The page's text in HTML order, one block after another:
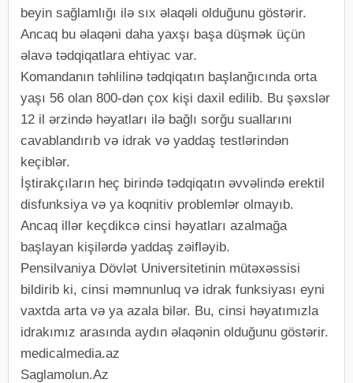
beyin sağlamlığı ilə sıx əlaqəli olduğunu göstərir.
Ancaq bu əlaqəni daha yaxşı başa düşmək üçün
əlavə tədqiqatlara ehtiyac var.
Komandanın təhlilinə tədqiqatın başlanğıcında orta
yaşı 56 olan 800-dən çox kişi daxil edilib. Bu şəxslər
12 il ərzində həyatları ilə bağlı sorğu suallarını
cavablandırıb və idrak və yaddaş testlərindən
keçiblər.
İştirakçıların heç birində tədqiqatın əvvəlində erektil
disfunksiya və ya koqnitiv problemlər olmayıb.
Ancaq illər keçdikcə cinsi həyatları azalmağa
başlayan kişilərdə yaddaş zəifləyib.
Pensilvaniya Dövlət Universitetinin mütəxəssisi
bildirib ki, cinsi məmnunluq və idrak funksiyası eyni
vaxtda arta və ya azala bilər. Bu, cinsi həyatımızla
idrakımız arasında aydın əlaqənin olduğunu göstərir.
medicalmedia.az
Saglamolun.Az